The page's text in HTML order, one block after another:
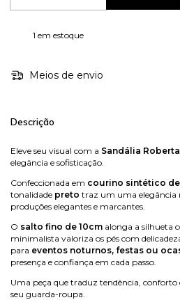
1 em estoque
Meios de envio
Descrição
Eleve seu visual com a Sandália Roberta
elegância e sofisticação.
Confeccionada em courino sintético
tonalidade preto traz um uma elegância
produções elegantes e marcantes.
O salto fino de 10cm alonga a silhueta
minimalista valoriza os pés com
para eventos noturnos, festas ou
presença e confiança em cada passo.
Uma peça que traduz tendência, conforto
seu guarda-roupa.